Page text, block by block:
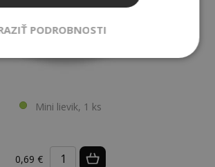
Mini lievik, 1 ks
0,69 €
PODROBNOSTI